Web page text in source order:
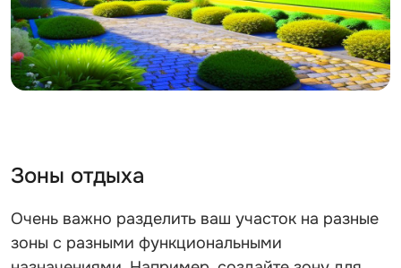
Зоны отдыха
Очень важно разделить ваш участок на разные
зоны с разными функциональными